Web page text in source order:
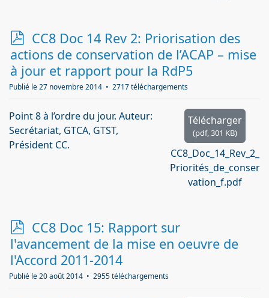
p
d
f
CC8 Doc 14 Rev 2: Priorisation des
actions de conservation de l’ACAP – mise
à jour et rapport pour la RdP5
Publié le 27 novembre 2014 2717 téléchargements
Télécharger
(pdf,301 KB)
CC8_Doc_14_Rev_2_
Priorités_de_conser
vation_f.pdf
Point 8 à l’ordre du jour. Auteur:
Secrétariat, GTCA, GTST,
Président CC.
p
d
f
CC8 Doc 15: Rapport sur
l'avancement de la mise en oeuvre de
l'Accord 2011-2014
Publié le 20 août 2014 2955 téléchargements